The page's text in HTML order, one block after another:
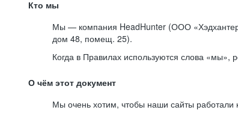
Кто мы
Мы — компания HeadHunter (ООО
дом 48, помещ. 25).
Когда в Правилах используются слова «мы»,
О чём этот документ
Мы очень хотим, чтобы наши сайты работали